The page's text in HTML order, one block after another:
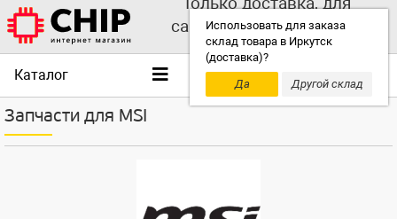
Использовать для заказа
склад товара в Иркутск
(доставка)?
Да
Другой склад
самовывоза выбирайте
другой склад!
Каталог
Запчасти для MSI